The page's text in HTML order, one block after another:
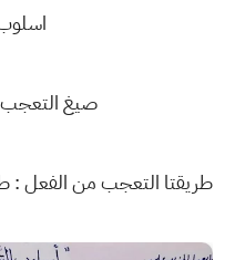
صيغ
طريقتا التعجب من الفعل :